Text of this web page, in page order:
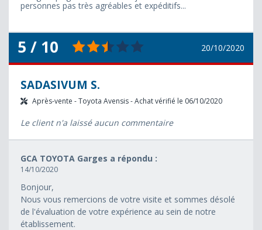
personnes pas très agréables et expéditifs...
5 / 10 20/10/2020
SADASIVUM S.
Après-vente - Toyota Avensis - Achat vérifié le 06/10/2020
Le client n'a laissé aucun commentaire
GCA TOYOTA Garges a répondu :
14/10/2020
Bonjour,
Nous vous remercions de votre visite et sommes désolé
de l'évaluation de votre expérience au sein de notre
établissement.